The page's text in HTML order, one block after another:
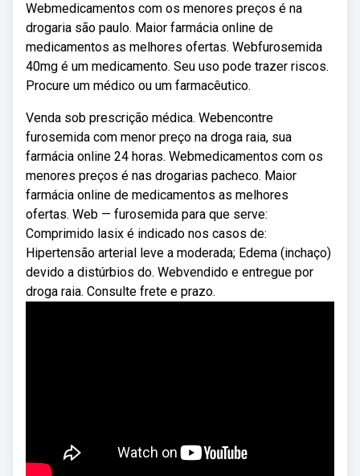
Webmedicamentos com os menores preços é na
drogaria são paulo. Maior farmácia online de
medicamentos as melhores ofertas. Webfurosemida
40mg é um medicamento. Seu uso pode trazer riscos.
Procure um médico ou um farmacêutico.
Venda sob prescrição médica. Webencontre
furosemida com menor preço na droga raia, sua
farmácia online 24 horas. Webmedicamentos com os
menores preços é nas drogarias pacheco. Maior
farmácia online de medicamentos as melhores
ofertas. Web — furosemida para que serve:
Comprimido lasix é indicado nos casos de:
Hipertensão arterial leve a moderada; Edema (inchaço)
devido a distúrbios do. Webvendido e entregue por
droga raia. Consulte frete e prazo.